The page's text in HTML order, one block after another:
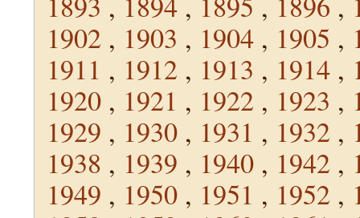
1902 , 1903 , 1904 , 1905 ,
1911 , 1912 , 1913 , 1914 ,
1920 , 1921 , 1922 , 1923 ,
1929 , 1930 , 1931 , 1932 ,
1938 , 1939 , 1940 , 1942 ,
1949 , 1950 , 1951 , 1952 ,